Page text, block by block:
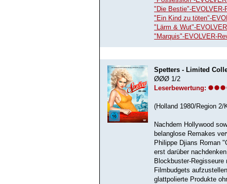
"Die Bestie"-EVOLVER-
"Ein Kind zu töten"-
"Lärm & Wut"-
"Marquis"-EVOLVER-
Spetters - Limited
ØØØ 1/2
Leserbewertung:
(Holland 1980/Region 2/
Nachdem Hollywood
belanglose Remakes
Philippe Djians Roman
erst darüber
Blockbuster-
Filmbudgets
glattpolierte Produkte